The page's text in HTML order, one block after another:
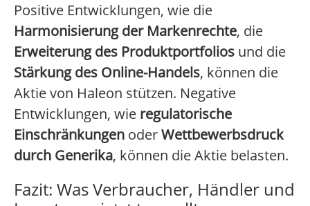
Positive Entwicklungen, wie die
Harmonisierung der Markenrechte, die
Erweiterung des Produktportfolios und die
Stärkung des Online-Handels, können die
Aktie von Haleon stützen. Negative
Entwicklungen, wie regulatorische
Einschränkungen oderWettbewerbsdruck
durch Generika, können die Aktie belasten.
Fazit: Was Verbraucher, Händler und